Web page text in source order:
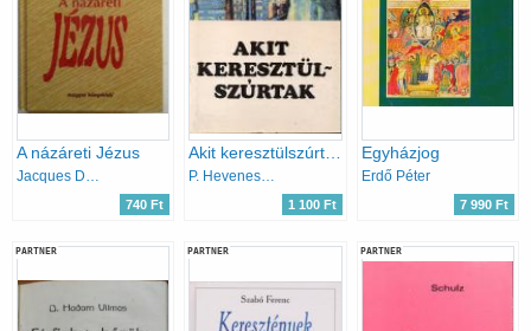
A názáreti Jézus
740 Ft 1 100 Ft
Egyházjog
Erdő Péter
7 990 Ft
PARTNER PARTNER PARTNER